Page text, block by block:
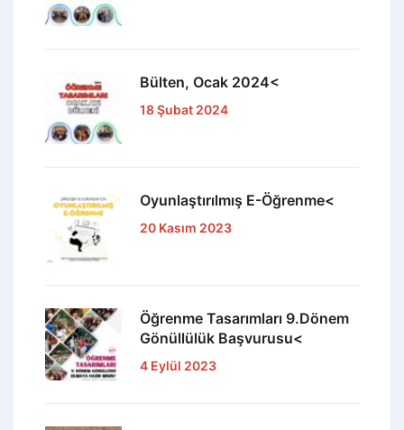
Bülten, Ocak 2024<
18 Şubat 2024
Oyunlaştırılmış E-Öğrenme<
20 Kasım 2023
Öğrenme Tasarımları 9.Dönem
Gönüllülük Başvurusu<
4 Eylül 2023